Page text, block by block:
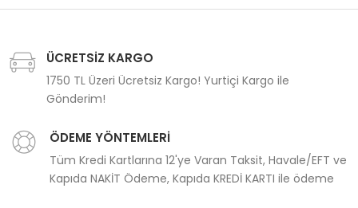
ÜCRETSİZ KARGO
1750 TL Üzeri Ücretsiz Kargo! Yurtiçi Kargo ile
Gönderim!
ÖDEME YÖNTEMLERİ
Tüm Kredi Kartlarına 12'ye Varan Taksit, Havale/EFT ve
Kapıda NAKİT Ödeme, Kapıda KREDİ KARTI ile ödeme